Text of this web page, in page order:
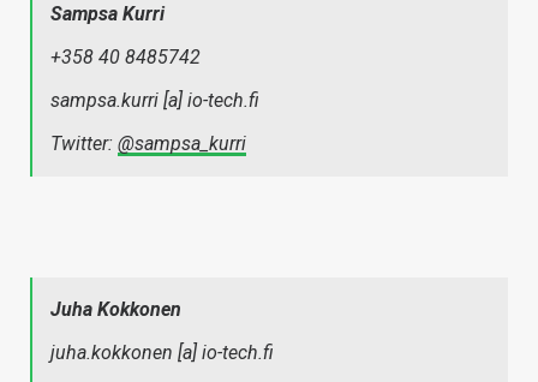
Sampsa Kurri
+358 40 8485742
sampsa.kurri [a] io-tech.fi
Twitter: @sampsa_kurri
Juha Kokkonen
juha.kokkonen [a] io-tech.fi